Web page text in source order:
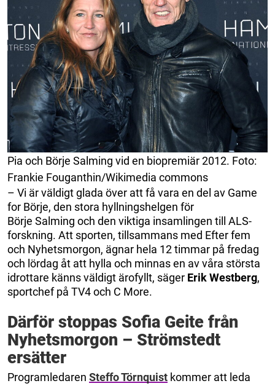
Pia och Börje Salming vid en biopremiär 2012. Foto:
Frankie Fouganthin/Wikimedia commons
– Vi är väldigt glada över att få vara en del av Game
for Börje, den stora hyllningshelgen för
Börje Salming och den viktiga insamlingen till ALS-
forskning. Att sporten, tillsammans med Efter fem
och Nyhetsmorgon, ägnar hela 12 timmar på fredag
och lördag åt att hylla och minnas en av våra största
idrottare känns väldigt ärofyllt, säger Erik Westberg,
sportchef på TV4 och C More.
Därför stoppas Sofia Geite från
Nyhetsmorgon – Strömstedt
ersätter
Programledaren Steffo Törnquist kommer att leda